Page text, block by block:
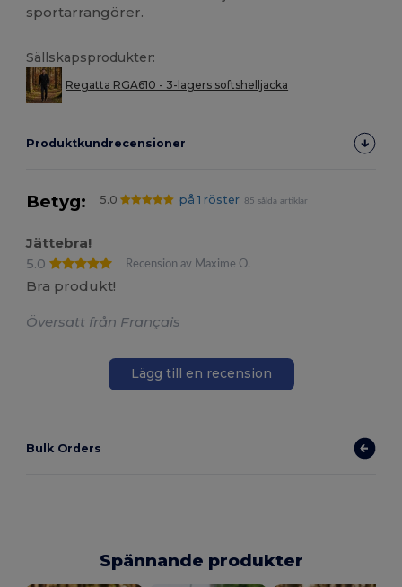
sportarrangörer.
Sällskapsprodukter:
Regatta RGA610 - 3-lagers softshelljacka
Produktkundrecensioner
Betyg: 5.0 på 1 röster 85 sålda artiklar
Jättebra!
5.0
Recension av Maxime O.
Bra produkt!
Översatt från Français
Lägg till en recension
Bulk Orders
Spännande produkter